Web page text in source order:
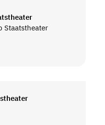
Staatstheater